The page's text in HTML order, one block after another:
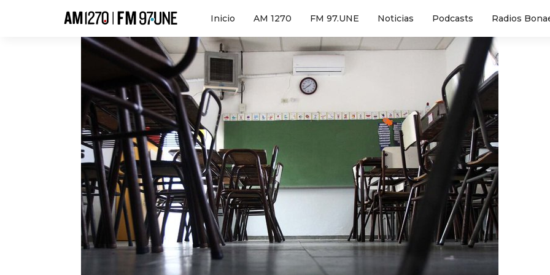
Inicio AM 1270 FM 97.UNE Noticias Podcasts Radios